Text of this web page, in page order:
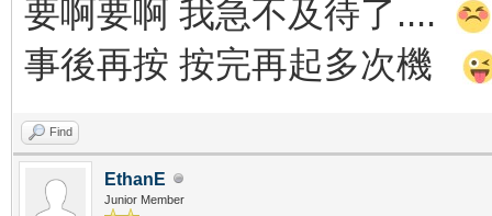
要啊要啊 我急不及待了....
事後再按 按完再起多次機
Find
EthanE
Junior Member